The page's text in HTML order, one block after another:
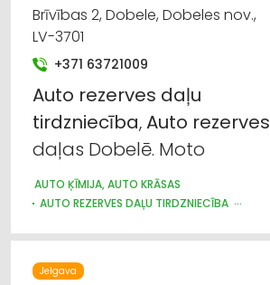
Brīvības 2, Dobele, Dobeles nov.,
LV-3701
+371 63721009
Auto rezerves daļu
tirdzniecība,Auto rezerves
daļas Dobelē. Moto
AUTO ĶĪMIJA, AUTO KRĀSAS
AUTO REZERVES DAĻU TIRDZNIECĪBA
Jelgava